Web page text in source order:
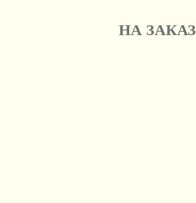
НА ЗАКАЗ